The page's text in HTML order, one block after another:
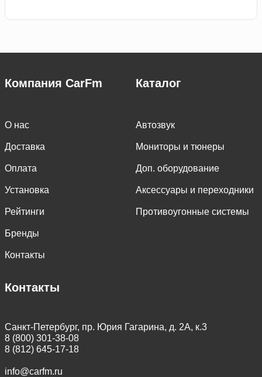
Компания CarFm
О нас
Доставка
Оплата
Установка
Рейтинги
Бренды
Контакты
Каталог
Автозвук
Мониторы и тюнеры
Доп. оборудование
Аксессуары и переходники
Противоугонные системы
Контакты
Санкт-Петербург, пр. Юрия Гагарина, д. 2А, к.3
8 (800) 301-38-08
8 (812) 645-17-18
info@carfm.ru